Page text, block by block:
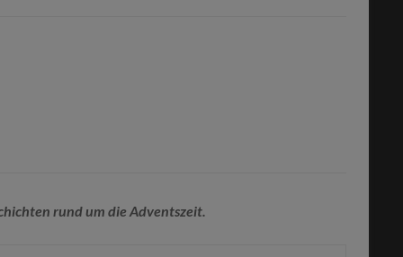
rund um die Adventszeit.